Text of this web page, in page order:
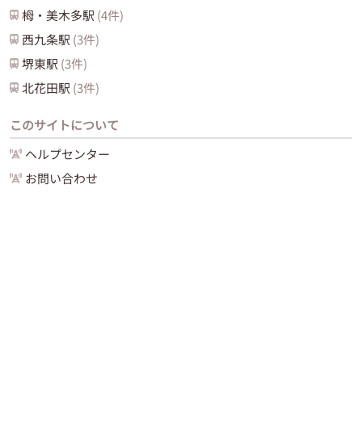
栂・美木多駅 (4件)
西九条駅 (3件)
堺東駅 (3件)
北花田駅 (3件)
このサイトについて
ヘルプセンター
お問い合わせ